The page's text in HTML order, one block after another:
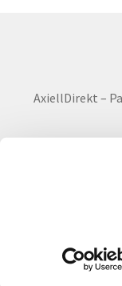
AxiellDirekt –